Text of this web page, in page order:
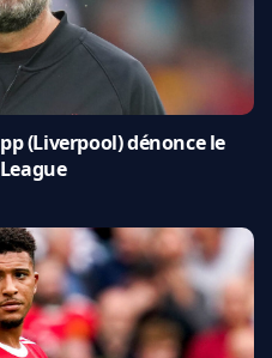
(Liverpool) dénonce le